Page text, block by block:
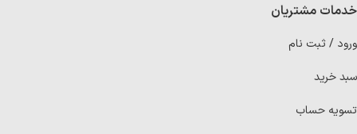
خدمات مشتریان
ورود / ثبت نام
سبد خرید
تسویه حساب